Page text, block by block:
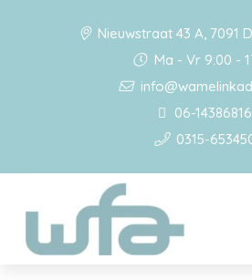
Nieuwstraat 43 A, 7091
Ma - Vr 9:00 -
06-14386816
0315-